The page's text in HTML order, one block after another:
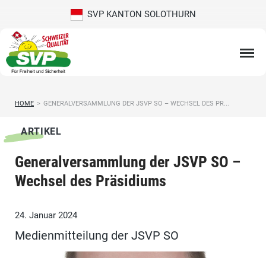
SVP KANTON SOLOTHURN
HOME > GENERALVERSAMMLUNG DER JSVP SO – WECHSEL DES PR...
ARTIKEL
Generalversammlung der JSVP SO –
Wechsel des Präsidiums
24. Januar 2024
Medienmitteilung der JSVP SO